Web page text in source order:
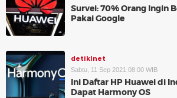
Survei: 70% Orang Ingin
Pakai Google
detikInet
Sabtu, 11 Sep 2021 08:00 WIB
Ini Daftar HP Huawei di
Dapat Harmony OS